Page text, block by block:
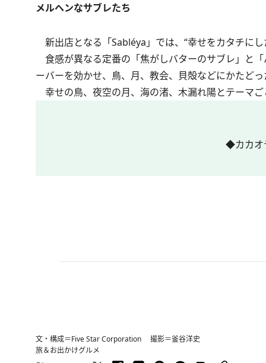
メルヘンなサブレたち
新出店となる「Sabléya」では、“幸せをカタチにし
食感が異なる定番の「焦がしバターのサブレ」と
ーバーを効かせ、鳥、月、教会、貝殻などにかたどっ
幸せの鳥、夜空の月、海の渚、木漏れ陽とテーマ
◆カカオ
文・構成＝Five Star Corporation 撮影＝釜谷洋史
旅＆お出かけグルメ